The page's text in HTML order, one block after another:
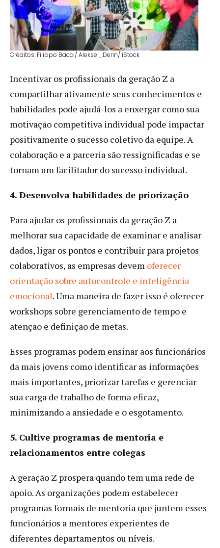
Créditos: Filippo Bacci/ Aleksei_Derin/ iStock
Incentivar os profissionais da geração Z a
compartilhar ativamente seus conhecimentos e
habilidades pode ajudá-los a enxergar como sua
motivação competitiva individual pode impactar
positivamente o sucesso coletivo da equipe. A
colaboração e a parceria são ressignificadas e se
tornam um facilitador do sucesso individual.
4. Desenvolva habilidades de priorização
Para ajudar os profissionais da geração Z a
melhorar sua capacidade de examinar e analisar
dados, ligar os pontos e contribuir para projetos
colaborativos, as empresas devem oferecer
orientação sobre autocontrole e inteligência
emocional. Uma maneira de fazer isso é oferecer
workshops sobre gerenciamento de tempo e
atenção e definição de metas.
Esses programas podem ensinar aos funcionários
da mais jovens como identificar as informações
mais importantes, priorizar tarefas e gerenciar
sua carga de trabalho de forma eficaz,
minimizando a ansiedade e o esgotamento.
5. Cultive programas de mentoria e
relacionamentos entre colegas
A geração Z prospera quando tem uma rede de
apoio. As organizações podem estabelecer
programas formais de mentoria que juntem esses
funcionários a mentores experientes de
diferentes departamentos ou níveis.